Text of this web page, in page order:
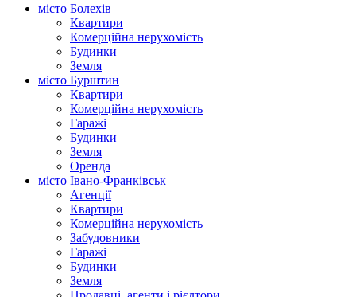
місто Болехів
Квартири
Комерційна нерухомість
Будинки
Земля
місто Бурштин
Квартири
Комерційна нерухомість
Гаражі
Будинки
Земля
Оренда
місто Івано-Франківськ
Агенції
Квартири
Комерційна нерухомість
Забудовники
Гаражі
Будинки
Земля